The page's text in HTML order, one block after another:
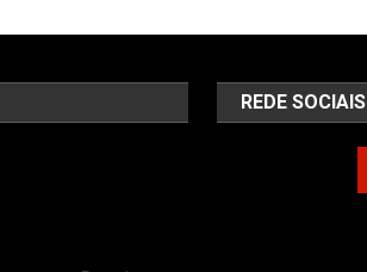
REDE SOCIAIS